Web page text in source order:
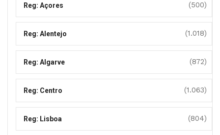
Reg: Açores (500)
Reg: Alentejo (1.018)
Reg: Algarve (872)
Reg: Centro (1.063)
Reg: Lisboa (804)